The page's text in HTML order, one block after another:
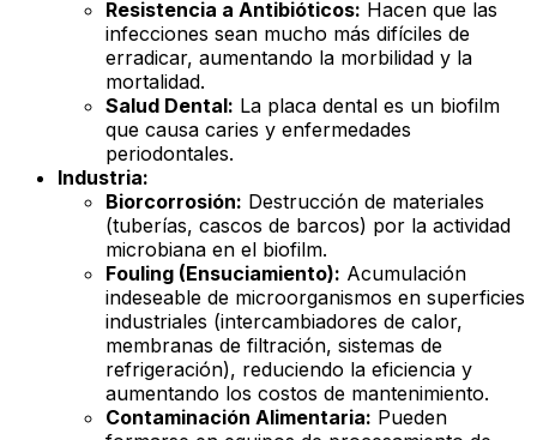
Resistencia a Antibióticos: Hacen que las
infecciones sean mucho más difíciles de
erradicar, aumentando la morbilidad y la
mortalidad.
Salud Dental: La placa dental es un biofilm
que causa caries y enfermedades
periodontales.
Industria:
Biorcorrosión: Destrucción de materiales
(tuberías, cascos de barcos) por la actividad
microbiana en el biofilm.
Fouling (Ensuciamiento): Acumulación
indeseable de microorganismos en superficies
industriales (intercambiadores de calor,
membranas de filtración, sistemas de
refrigeración), reduciendo la eficiencia y
aumentando los costos de mantenimiento.
Contaminación Alimentaria: Pueden